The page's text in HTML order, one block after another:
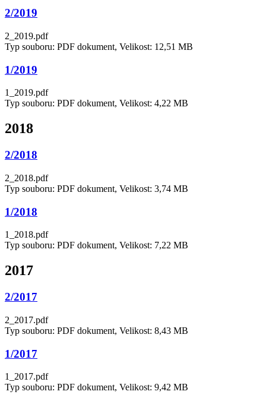
2/2019
2_2019.pdf
Typ souboru: PDF dokument, Velikost: 12,51 MB
1/2019
1_2019.pdf
Typ souboru: PDF dokument, Velikost: 4,22 MB
2018
2/2018
2_2018.pdf
Typ souboru: PDF dokument, Velikost: 3,74 MB
1/2018
1_2018.pdf
Typ souboru: PDF dokument, Velikost: 7,22 MB
2017
2/2017
2_2017.pdf
Typ souboru: PDF dokument, Velikost: 8,43 MB
1/2017
1_2017.pdf
Typ souboru: PDF dokument, Velikost: 9,42 MB